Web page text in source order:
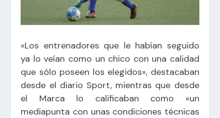
«Los entrenadores que le habían seguido
ya lo veían como un chico con una calidad
que sólo poseen los elegidos», destacaban
desde el diario Sport, mientras que desde
el Marca lo calificaban como «un
mediapunta con unas condiciones técnicas